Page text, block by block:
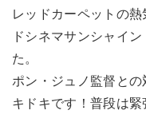
レッドカーペットの
ドシネマサンシャイ
た。
ポン・ジュノ監督と
キドキです！普段は